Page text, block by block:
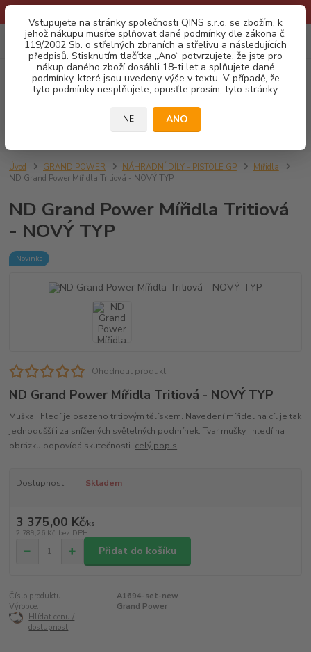
Vstupujete na stránky společnosti QINS s.r.o. se zbožím, k
jehož nákupu musíte splňovat dané podmínky dle zákona č.
119/2002 Sb. o střelných zbraních a střelivu a následujících
předpisů. Stisknutím tlačítka „Ano“ potvrzujete, že jste pro
nákup daného zboží dosáhli 18-ti let a splňujete dané
podmínky, které jsou uvedeny výše v textu. V případě, že
tyto podmínky nesplňujete, opusťte prosím, tyto stránky.
NE ANO
Menu
CZK 0
za0,00 Kč
Úvod GRAND POWER NÁHRADNÍ DÍLY - PISTOLE GP
Mířidla
ND Grand Power Mířidla Tritiová - NOVÝ TYP
ND Grand Power Mířidla Tritiová
- NOVÝ TYP
Novinka
Ohodnotit produkt
ND Grand Power Mířidla Tritiová - NOVÝ TYP
Muška i hledí je osazeno tritiovým tělískem. Navedení mířidel na cíl je tak
jednodušší i za snížených světelných podmínek. Tvar mušky i hledí na
obrázku odpovídá skutečnosti. celý popis
Dostupnost Skladem
3 375,00 Kč/ks
2 789,26 Kč bez DPH
Přidat do košíku
Číslo produktu:
A1694-set-new
Výrobce:
Grand Power
Hlídat cenu /
dostupnost